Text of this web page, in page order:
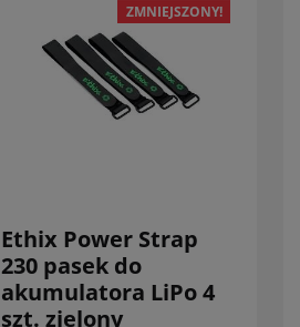
ZMNIEJSZONY!
Ethix Power Strap
230 pasek do
akumulatora LiPo 4
szt. zielony